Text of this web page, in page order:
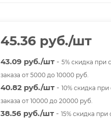
45.36 руб./шт
43.09 руб./шт- 5% скидка при
заказа от 5000 до 10000 руб.
40.82 руб./шт- 10% скидка
заказа от 10000 до 20000 руб.
38.56 руб./шт- 15% скидка при